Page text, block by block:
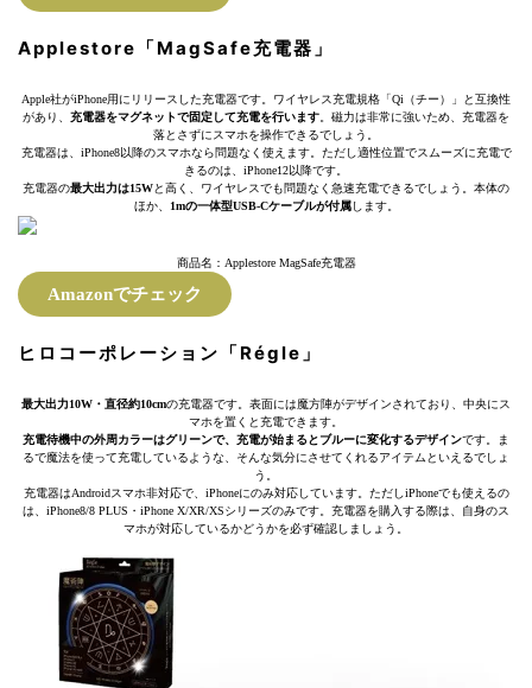
Applestore「MagSafe充電器」
Apple社がiPhone用にリリースした充電器です。ワイヤレス充電規格「Qi（チー）」と互換性
があり、 充電器をマグネットで固定して充電を行います 。磁力は非常に強いため、充電器を
落とさずにスマホを操作できるでしょう。
充電器は、iPhone8以降のスマホなら問題なく使えます。ただし適性位置でスムーズに充電で
きるのは、iPhone12以降です。
充電器の最大出力は15Wと高く、ワイヤレスでも問題なく急速充電できるでしょう。本体の
ほか、
1mの一体型USB-Cケーブルが付属します。
商品名：Applestore MagSafe充電器
Amazonでチェック
ヒロコーポレーション「Régle」
最大出力10W・直径約10cmの充電器です。表面には魔方陣がデザインされており、中央にス
マホを置くと充電できます。
充電待機中の外周カラーはグリーンで、充電が始まるとブルーに変化するデザインです。ま
るで魔法を使って充電しているような、そんな気分にさせてくれるアイテムといえるでしょ
う。
充電器はAndroidスマホ非対応で、iPhoneにのみ対応しています。ただしiPhoneでも使えるの
は、iPhone8/8 PLUS・iPhone X/XR/XSシリーズのみです。充電器を購入する際は、自身のス
マホが対応しているかどうかを必ず確認しましょう。